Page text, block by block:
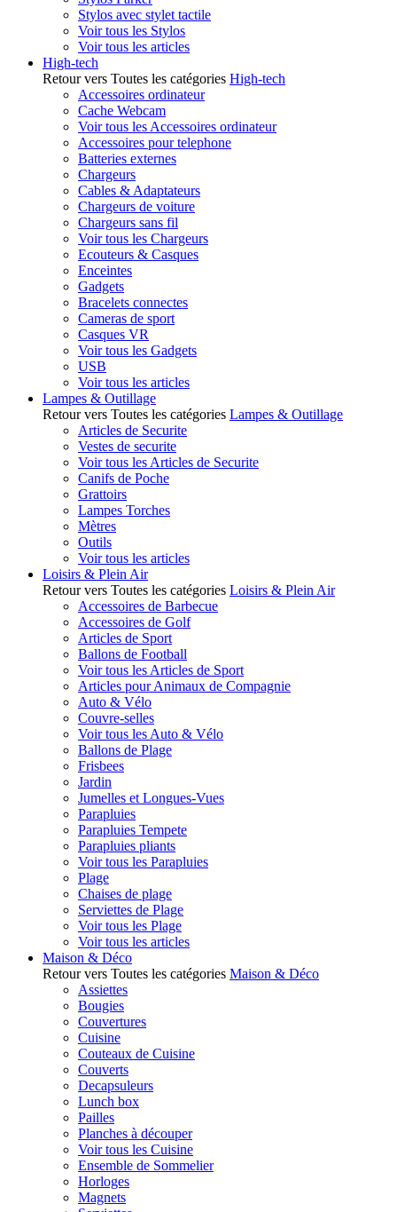
Stylos avec stylet tactile
Voir tous les Stylos
Voir tous les articles
High-tech
Retour vers Toutes les catégories High-tech
Accessoires ordinateur
Cache Webcam
Voir tous les Accessoires ordinateur
Accessoires pour telephone
Batteries externes
Chargeurs
Cables & Adaptateurs
Chargeurs de voiture
Chargeurs sans fil
Voir tous les Chargeurs
Ecouteurs & Casques
Enceintes
Gadgets
Bracelets connectes
Cameras de sport
Casques VR
Voir tous les Gadgets
USB
Voir tous les articles
Lampes & Outillage
Retour vers Toutes les catégories Lampes & Outillage
Articles de Securite
Vestes de securite
Voir tous les Articles de Securite
Canifs de Poche
Grattoirs
Lampes Torches
Mètres
Outils
Voir tous les articles
Loisirs & Plein Air
Retour vers Toutes les catégories Loisirs & Plein Air
Accessoires de Barbecue
Accessoires de Golf
Articles de Sport
Ballons de Football
Voir tous les Articles de Sport
Articles pour Animaux de Compagnie
Auto & Vélo
Couvre-selles
Voir tous les Auto & Vélo
Ballons de Plage
Frisbees
Jardin
Jumelles et Longues-Vues
Parapluies
Parapluies Tempete
Parapluies pliants
Voir tous les Parapluies
Plage
Chaises de plage
Serviettes de Plage
Voir tous les Plage
Voir tous les articles
Maison & Déco
Retour vers Toutes les catégories Maison & Déco
Assiettes
Bougies
Couvertures
Cuisine
Couteaux de Cuisine
Couverts
Decapsuleurs
Lunch box
Pailles
Planches à découper
Voir tous les Cuisine
Ensemble de Sommelier
Horloges
Magnets